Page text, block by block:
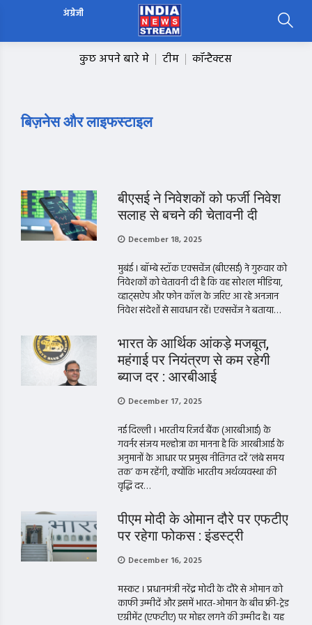
अंग्रेजी
कुछ अपने बारे मे टीम कॉन्टैक्टस
बिज़नेस और लाइफस्टाइल
बीएसई ने निवेशकों को फर्जी निवेश
सलाह से बचने की चेतावनी दी
December 18, 2025
मुबंई । बॉम्बे स्टॉक एक्सचेंज (बीएसई) ने गुरुवार को
निवेशकों को चेतावनी दी है कि वह सोशल मीडिया,
व्हाट्सऐप और फोन कॉल के जरिए आ रहे अनजान
निवेश संदेशों से सावधान रहें। एक्सचेंज ने बताया…
भारत के आर्थिक आंकड़े मजबूत,
महंगाई पर नियंत्रण से कम रहेगी
ब्याज दर : आरबीआई
December 17, 2025
नई दिल्ली । भारतीय रिजर्व बैंक (आरबीआई) के
गवर्नर संजय मल्होत्रा का मानना है कि आरबीआई के
अनुमानों के आधार पर प्रमुख नीतिगत दरें ‘लंबे समय
तक’ कम रहेंगी, क्योंकि भारतीय अर्थव्यवस्था की
वृद्धि दर…
पीएम मोदी के ओमान दौरे पर एफटीए
पर रहेगा फोकस : इंडस्ट्री
December 16, 2025
मस्कट । प्रधानमंत्री नरेंद्र मोदी के दौरे से ओमान को
काफी उम्मीदें और इसमें भारत-ओमान के बीच फ्री-ट्रेड
एग्रीमेंट (एफटीए) पर मोहर लगने की उम्मीद है। यह